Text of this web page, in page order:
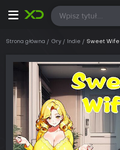
Wszystkie
Strona główna Gry Indie Sweet Wife